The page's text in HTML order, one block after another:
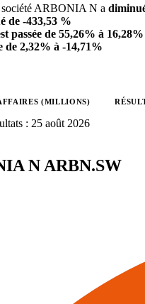
ARBONIA N a
de -433,53 %
passée de 55,26% à 16,28%
de 2,32% à -14,71%
(franc suisse)
(MILLIONS)
: 25 août 2026
NARBN.SW